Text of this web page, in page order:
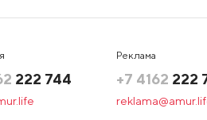
222 744
Реклама
+7 4162 222